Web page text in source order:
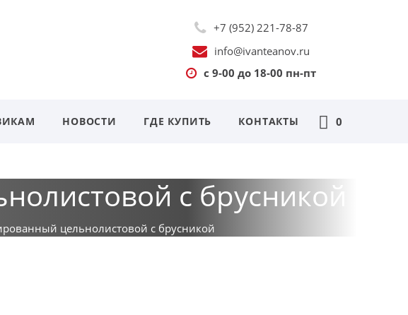
+7 (952) 221-78-87
info@ivanteanov.ru
с 9-00 до 18-00 пн-пт
НОВОСТИ ГДЕ КУПИТЬ КОНТАКТЫ 0
с брусникой
цельнолистовой с брусникой